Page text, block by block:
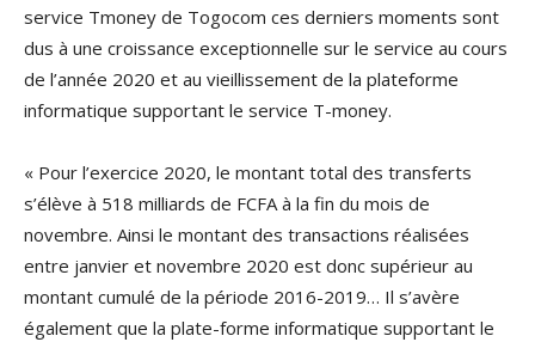
service Tmoney de Togocom ces derniers moments sont
dus à une croissance exceptionnelle sur le service au cours
de l’année 2020 et au vieillissement de la plateforme
informatique supportant le service T-money.
« Pour l’exercice 2020, le montant total des transferts
s’élève à 518 milliards de FCFA à la fin du mois de
novembre. Ainsi le montant des transactions réalisées
entre janvier et novembre 2020 est donc supérieur au
montant cumulé de la période 2016-2019… Il s’avère
également que la plate-forme informatique supportant le